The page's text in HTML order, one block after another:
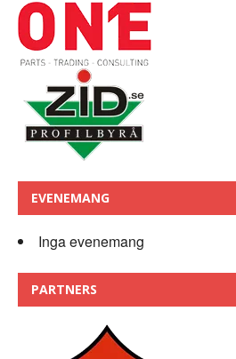
EVENEMANG
Inga evenemang
PARTNERS